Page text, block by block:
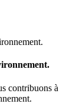
contribuons à